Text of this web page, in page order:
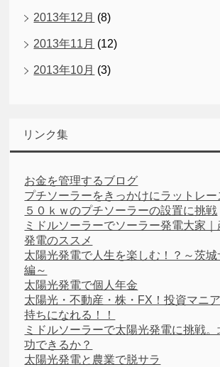
2013年12月 (8)
2013年11月 (12)
2013年10月 (3)
リンク集
お金を管理するブログ
プチソーラーをきっかけにラットレー
５０ｋｗのプチソーラーの設置に挑戦
ミドルソーラーでソーラー発電大家
発電のススメ
太陽光発電で人生を楽しむ！？～茨
編～
太陽光発電で個人年金
太陽光・不動産・株・FX！投資マニ
持ちになれる！！
ミドルソーラーで太陽光発電に挑戦
功できるか？
太陽光発電と農業で脱サラ